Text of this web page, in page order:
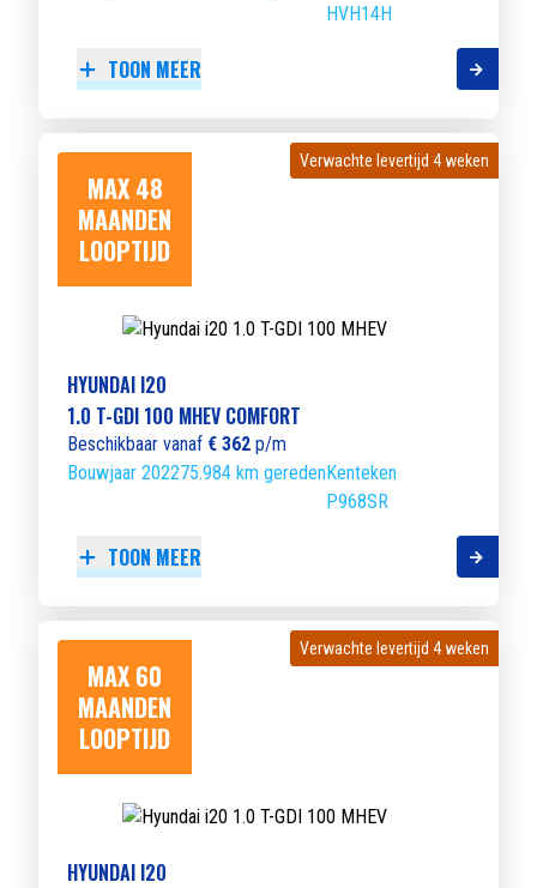
HVH14H
TOON MEER
MAX 48
MAANDEN
LOOPTIJD
Verwachte levertijd 4 weken
Verwachte levertijd 4 weken
HYUNDAI I20
1.0 T-GDI 100 MHEV COMFORT
Beschikbaar vanaf € 362 p/m
Bouwjaar 202275.984 km geredenKenteken
P968SR
TOON MEER
MAX 60
MAANDEN
LOOPTIJD
Verwachte levertijd 4 weken
Verwachte levertijd 4 weken
HYUNDAI I20